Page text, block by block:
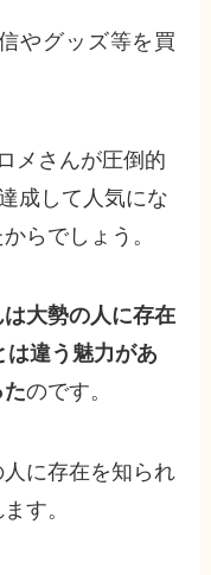
やグッズ等を買
メさんが圧倒的
成して人気にな
らでしょう。
大勢の人に存在
違う魅力があ
たのです。
に存在を知られ
す。